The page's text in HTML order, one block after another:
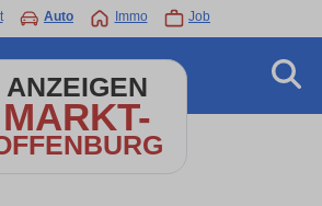
Auto Immo Job
ANZEIGEN
MARKT-